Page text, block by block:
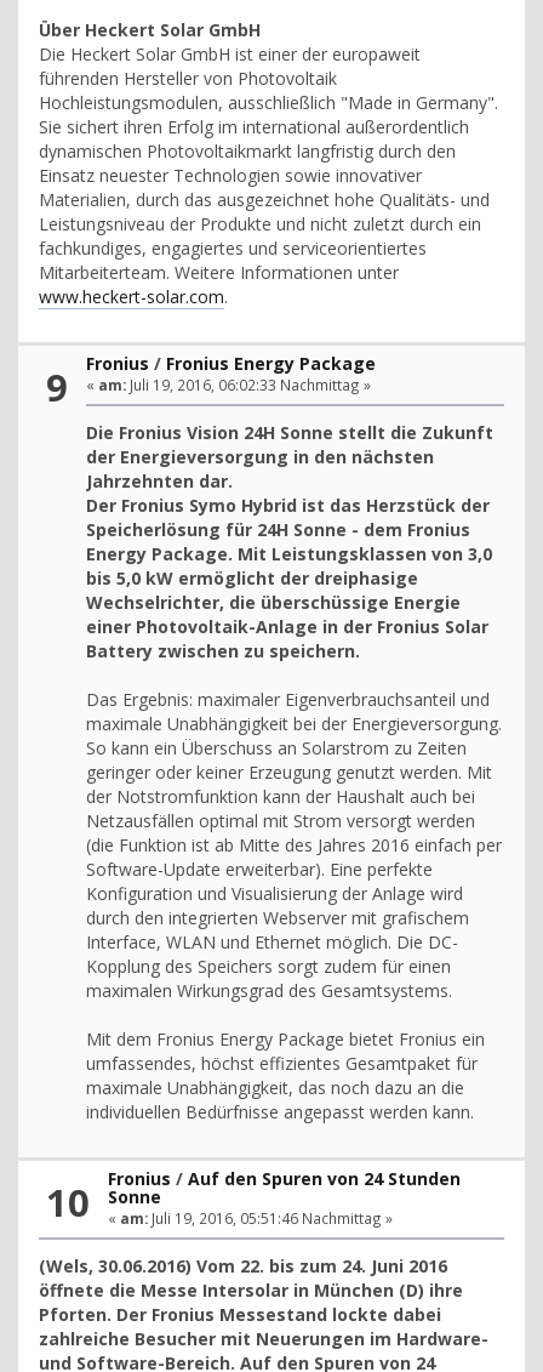
Über Heckert Solar GmbH
Die Heckert Solar GmbH ist einer der europaweit
führenden Hersteller von Photovoltaik
Hochleistungsmodulen, ausschließlich "Made in Germany".
Sie sichert ihren Erfolg im international außerordentlich
dynamischen Photovoltaikmarkt langfristig durch den
Einsatz neuester Technologien sowie innovativer
Materialien, durch das ausgezeichnet hohe Qualitäts- und
Leistungsniveau der Produkte und nicht zuletzt durch ein
fachkundiges, engagiertes und serviceorientiertes
Mitarbeiterteam. Weitere Informationen unter
www.heckert-solar.com.
9 Fronius / Fronius Energy Package
« am: Juli 19, 2016, 06:02:33 Nachmittag »
Die Fronius Vision 24H Sonne stellt die Zukunft
der Energieversorgung in den nächsten
Jahrzehnten dar.
Der Fronius Symo Hybrid ist das Herzstück der
Speicherlösung für 24H Sonne - dem Fronius
Energy Package. Mit Leistungsklassen von 3,0
bis 5,0 kW ermöglicht der dreiphasige
Wechselrichter, die überschüssige Energie
einer Photovoltaik-Anlage in der Fronius Solar
Battery zwischen zu speichern.
Das Ergebnis: maximaler Eigenverbrauchsanteil und
maximale Unabhängigkeit bei der Energieversorgung.
So kann ein Überschuss an Solarstrom zu Zeiten
geringer oder keiner Erzeugung genutzt werden. Mit
der Notstromfunktion kann der Haushalt auch bei
Netzausfällen optimal mit Strom versorgt werden
(die Funktion ist ab Mitte des Jahres 2016 einfach per
Software-Update erweiterbar). Eine perfekte
Konfiguration und Visualisierung der Anlage wird
durch den integrierten Webserver mit grafischem
Interface, WLAN und Ethernet möglich. Die DC-
Kopplung des Speichers sorgt zudem für einen
maximalen Wirkungsgrad des Gesamtsystems.
Mit dem Fronius Energy Package bietet Fronius ein
umfassendes, höchst effizientes Gesamtpaket für
maximale Unabhängigkeit, das noch dazu an die
individuellen Bedürfnisse angepasst werden kann.
10 Fronius /Auf den Spuren von 24 Stunden
Sonne
« am: Juli 19, 2016, 05:51:46 Nachmittag »
(Wels, 30.06.2016) Vom 22. bis zum 24. Juni 2016
öffnete die Messe Intersolar in München (D) ihre
Pforten. Der Fronius Messestand lockte dabei
zahlreiche Besucher mit Neuerungen im Hardware-
und Software-Bereich. Auf den Spuren von 24